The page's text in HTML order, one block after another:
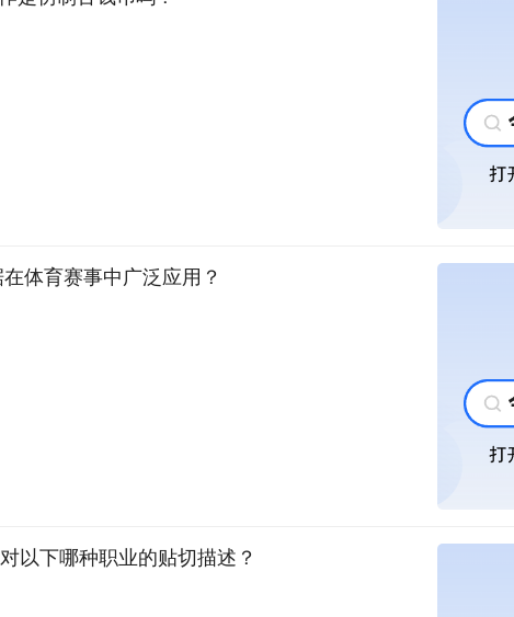
体育赛事中广泛应用？
以下哪种职业的贴切描述？